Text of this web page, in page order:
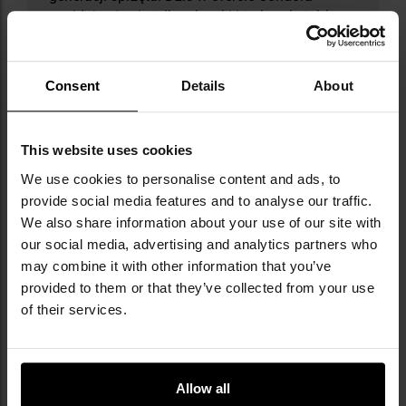
Consent Details About
This website uses cookies
We use cookies to personalise content and ads, to
provide social media features and to analyse our traffic.
We also share information about your use of our site with
our social media, advertising and analytics partners who
may combine it with other information that you’ve
provided to them or that they’ve collected from your use
of their services.
Allow all
znajdują się nie tylko plecaki i torby, ale także
kamizelki, ładownice, odzież bojowa i szeroka
praktycznych rozwiązań, wytrzymałych
materiałów i konstrukcji sprawdzonych w
czasie pandemii Condor aktywnie wspierał
lokalne społeczności i służby medyczne w USA,
dostarczając im środki ochrony. Firma stale
inwestuje w rozwój i innowacje, dbając o to, by
jej produkty odpowiadały współczesnym
wyzwaniom pola walki, treningu i życia w
terenie.